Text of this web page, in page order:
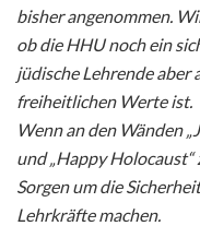
bisher angenommen.
ob die HHU noch ein
jüdische Lehrende aber
freiheitlichen Werte ist.
Wenn an den Wänden
und „Happy
Sorgen um die
Lehrkräfte machen.